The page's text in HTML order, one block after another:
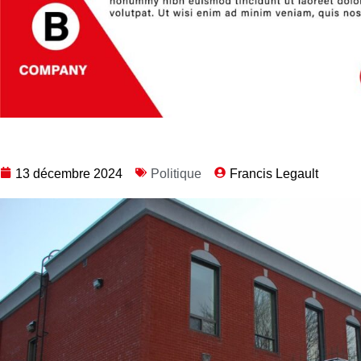
13 décembre 2024 Politique Francis Legault